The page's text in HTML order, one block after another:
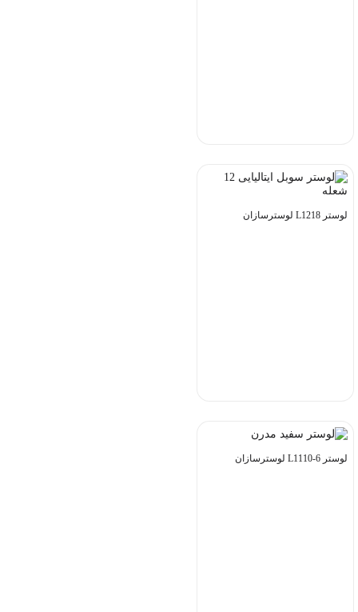
لوستر L1218 لوسترسازان
لوستر L1110-6 لوسترسازان